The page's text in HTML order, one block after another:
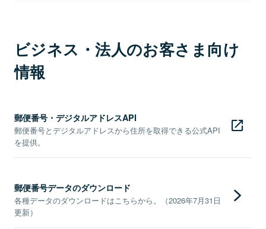
ビジネス・法人のお客さま向け
情報
郵便番号・デジタルアドレスAPI
郵便番号とデジタルアドレスから住所を取得できる公式API
を提供。
郵便番号データのダウンロード
各種データのダウンロードはこちらから。（2026年7月31日
更新）